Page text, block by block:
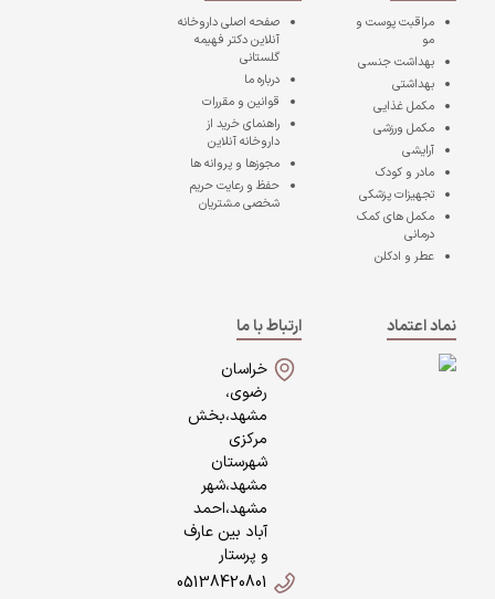
مراقبت پوست و
مو
بهداشت جنسی
بهداشتی
مکمل غذایی
مکمل ورزشی
آرایشی
مادر و کودک
تجهیزات پزشکی
مکمل های کمک
درمانی
عطر و ادکلن
صفحه اصلیداروخانه
آنلاین دکتر فهیمه
گلستانی
درباره ما
قوانین و مقررات
راهنمای خرید از
داروخانه آنلاین
مجوزها و پروانه ها
حفظ و رعایت حریم
شخصی مشتریان
نماد اعتماد
ارتباط با ما
خراسان
رضوی،
مشهد،بخش
مرکزی
شهرستان
مشهد،شهر
مشهد،احمد
آباد بین عارف
و پرستار
05138420801